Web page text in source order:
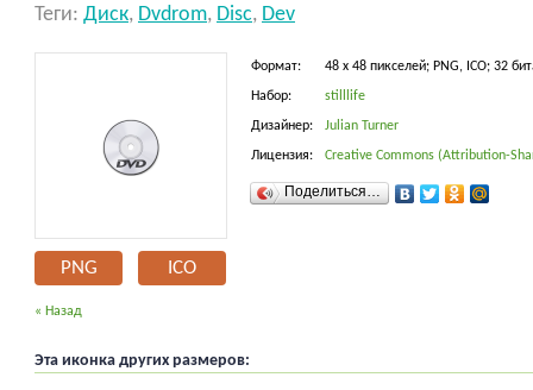
Теги: Диск, Dvdrom, Disc, Dev
PNG ICO
Формат: 48 x 48 пикселей; PNG, ICO; 32
Набор: stilllife
Дизайнер: Julian Turner
Лицензия: Creative Commons (Attribution-
Поделиться…
« Назад
Эта иконка других размеров: